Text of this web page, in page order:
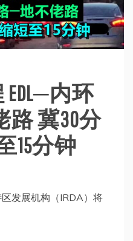
EDL─内环
冀30分
15分钟
发展机构（IRDA）将